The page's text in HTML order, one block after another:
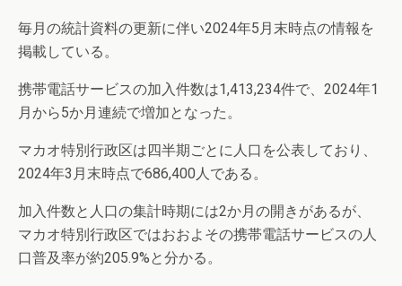
毎月の統計資料の更新に伴い2024年5月末時点の情報を
掲載している。
携帯電話サービスの加入件数は1,413,234件で、2024年1
月から5か月連続で増加となった。
マカオ特別行政区は四半期ごとに人口を公表しており、
2024年3月末時点で686,400人である。
加入件数と人口の集計時期には2か月の開きがあるが、
マカオ特別行政区ではおおよその携帯電話サービスの人
口普及率が約205.9%と分かる。